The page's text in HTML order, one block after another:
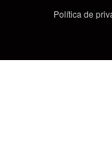
Política de